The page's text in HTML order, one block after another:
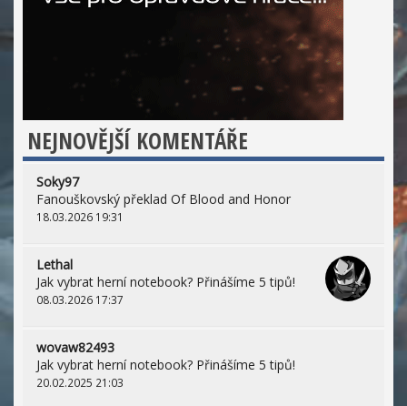
NEJNOVĚJŠÍ KOMENTÁŘE
Soky97
Fanouškovský překlad Of Blood and Honor
18.03.2026 19:31
Lethal
Jak vybrat herní notebook? Přinášíme 5 tipů!
08.03.2026 17:37
wovaw82493
Jak vybrat herní notebook? Přinášíme 5 tipů!
20.02.2025 21:03